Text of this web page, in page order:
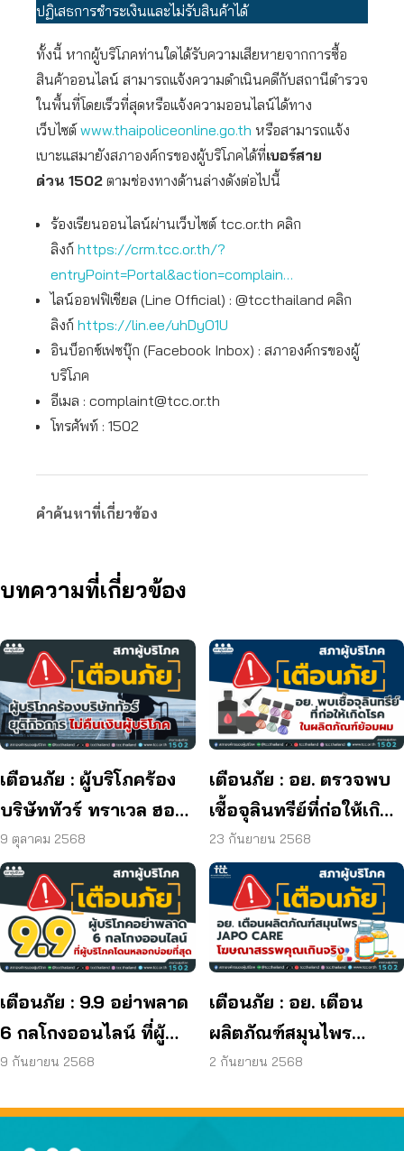
ปฏิเสธการชำระเงินและไม่รับสินค้าได้
ทั้งนี้ หากผู้บริโภคท่านใดได้รับความเสียหายจากการซื้อ
สินค้าออนไลน์ สามารถแจ้งความดำเนินคดีกับสถานีตำรวจ
ในพื้นที่โดยเร็วที่สุดหรือแจ้งความออนไลน์ได้ทาง
เว็บไซต์ www.thaipoliceonline.go.th หรือสามารถแจ้ง
เบาะแสมายังสภาองค์กรของผู้บริโภคได้ที่เบอร์สาย
ด่วน 1502 ตามช่องทางด้านล่างดังต่อไปนี้
ร้องเรียนออนไลน์ผ่านเว็บไซต์ tcc.or.th คลิก
ลิงก์ https://crm.tcc.or.th/?
entryPoint=Portal&action=complain…
ไลน์ออฟฟิเชียล (Line Official) : @tccthailand คลิก
ลิงก์ https://lin.ee/uhDyO1U
อินบ็อกซ์เฟซบุ๊ก (Facebook Inbox) : สภาองค์กรของผู้
บริโภค
อีเมล : complaint@tcc.or.th
โทรศัพท์ : 1502
คำค้นหาที่เกี่ยวข้อง
บทความที่เกี่ยวข้อง
เตือนภัย : ผู้บริโภคร้อง
บริษัททัวร์ ทราเวล ฮอลิ
เดย์ ยุติกิจการ ไม่คืนเงิน
ผู้บริโภค
9 ตุลาคม 2568
เตือนภัย : อย. ตรวจพบ
เชื้อจุลินทรีย์ที่ก่อให้เกิด
โรค และพบแบคทีเรีย
ยีสต์ และรา เกิน
มาตรฐานกำหนด ใน
ผลิตภัณฑ์ย้อมผม
23 กันยายน 2568
เตือนภัย : 9.9 อย่าพลาด
6 กลโกงออนไลน์ ที่ผู้
บริโภคโดนหลอกบ่อย
9 กันยายน 2568
เตือนภัย : อย. เตือน
ผลิตภัณฑ์สมุนไพร
JAPO CARE โฆษณา
2 กันยายน 2568